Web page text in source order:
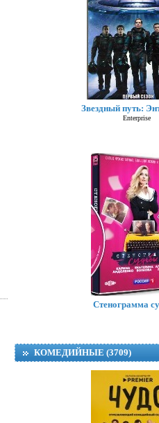
Звездный путь:
Enterprise
Стенограмма
КОМЕДИЙНЫЕ (3709)